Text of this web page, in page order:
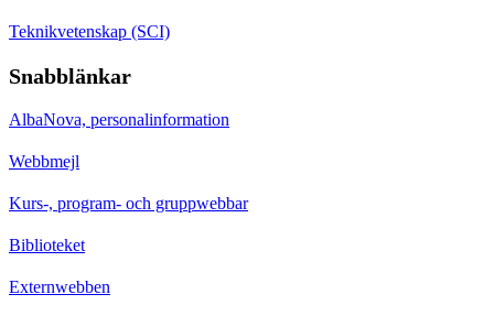
Teknikvetenskap (SCI)
Snabblänkar
AlbaNova, personalinformation
Webbmejl
Kurs-, program- och gruppwebbar
Biblioteket
Externwebben